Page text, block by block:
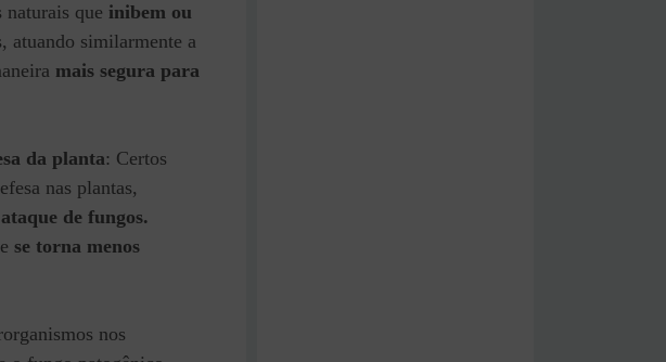
que inibem ou
atuando similarmente a
mais segura para
da planta: Certos
nas plantas,
de fungos.
se torna menos
nos